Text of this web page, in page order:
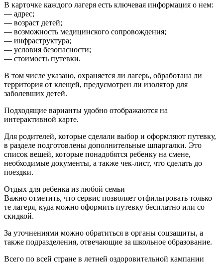
В карточке каждого лагеря есть ключевая информация о нем:
— адрес;
— возраст детей;
— возможность медицинского сопровождения;
— инфраструктура;
— условия безопасности;
— стоимость путевки.
В том числе указано, охраняется ли лагерь, обработана ли
территория от клещей, предусмотрен ли изолятор для
заболевших детей.
Подходящие варианты удобно отображаются на
интерактивной карте.
Для родителей, которые сделали выбор и оформляют путевку,
в разделе подготовлены дополнительные шпаргалки. Это
список вещей, которые понадобятся ребенку на смене,
необходимые документы, а также чек-лист, что сделать до
поездки.
Отдых для ребенка из любой семьи
Важно отметить, что сервис позволяет отфильтровать только
те лагеря, куда можно оформить путевку бесплатно или со
скидкой.
За уточнениями можно обратиться в органы соцзащиты, а
также подразделения, отвечающие за школьное образование.
Всего по всей стране в летней оздоровительной кампании